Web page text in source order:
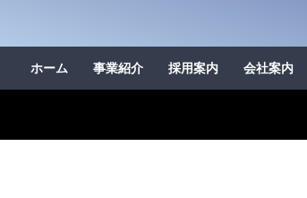
ホーム 事業紹介 採用案内 会社案内